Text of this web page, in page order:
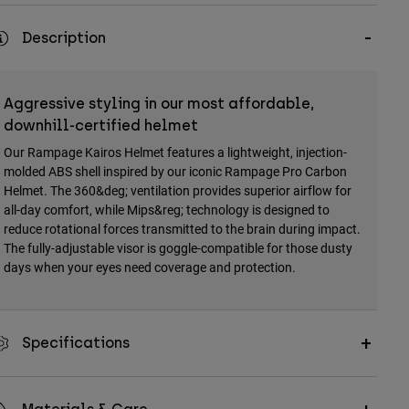
Description
Aggressive styling in our most affordable,
downhill-certified helmet
Our Rampage Kairos Helmet features a lightweight, injection-
molded ABS shell inspired by our iconic Rampage Pro Carbon
Helmet. The 360&deg; ventilation provides superior airflow for
all-day comfort, while Mips&reg; technology is designed to
reduce rotational forces transmitted to the brain during impact.
The fully-adjustable visor is goggle-compatible for those dusty
days when your eyes need coverage and protection.
Specifications